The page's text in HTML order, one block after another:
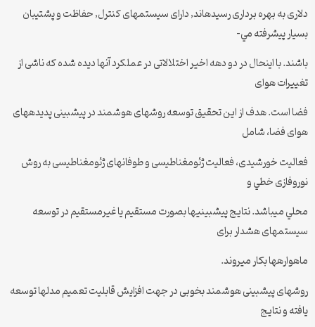
دلاری به بهره برداری رسيدهاند, دارای سيستمهای کنترل, حفاظت و پشتيبان
بسيار پيشرفته مي-
باشند. با اينحال در دو دهه اخير اختلالاتی در عملکرد آنها ديده شده که ناشی از
تغييرات هوای
فضا است. هدف از اين تحقيق توسعه روشهای هوشمند در پيشبينی پديدههای
هوای فضا، شامل
فعاليت خورشيدی، فعاليت ژئومغناطيسی و طوفانهای ژئومغناطيسی به روش
نوروفازی خطي و
محلي میباشد. نتايج پيشبينیها بصورت مستقيم يا غيرمستقيم در توسعه
سيستمهای هشدار برای
ماهوارهها بکار میروند.
روشهای پيشبينی هوشمند بخوبی در جهت افزايش قابليت تعميم مدلها توسعه
يافته و نتايج